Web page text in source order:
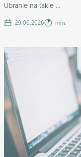
Ubranie na takie ...
29.06.2026 min.